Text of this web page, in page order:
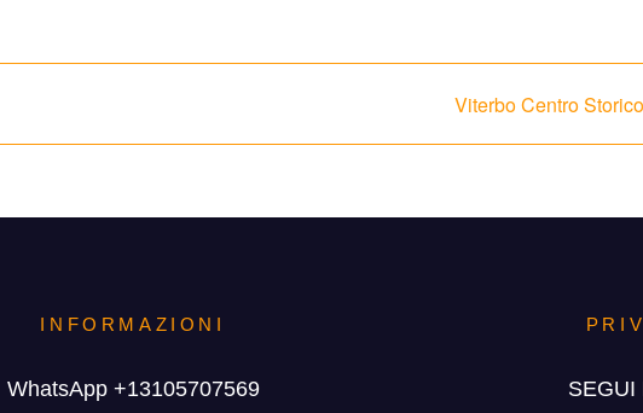
Viterbo Centro
INFORMAZIONI
WhatsApp +13105707569 SEGUI